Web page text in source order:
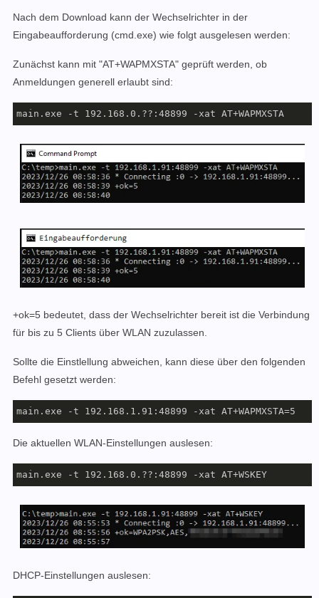
Nach dem Download kann der Wechselrichter in der
Eingabeaufforderung (cmd.exe) wie folgt ausgelesen werden:
Zunächst kann mit "AT+WAPMXSTA" geprüft werden, ob
Anmeldungen generell erlaubt sind:
main.exe -t 192.168.0.??:48899 -xat AT+WAPMXSTA
+ok=5 bedeutet, dass der Wechselrichter bereit ist die Verbindung
für bis zu 5 Clients über WLAN zuzulassen.
Sollte die Einstlellung abweichen, kann diese über den folgenden
Befehl gesetzt werden:
main.exe -t 192.168.1.91:48899 -xat AT+WAPMXSTA=5
Die aktuellen WLAN-Einstellungen auslesen:
main.exe -t 192.168.0.??:48899 -xat AT+WSKEY
DHCP-Einstellungen auslesen: